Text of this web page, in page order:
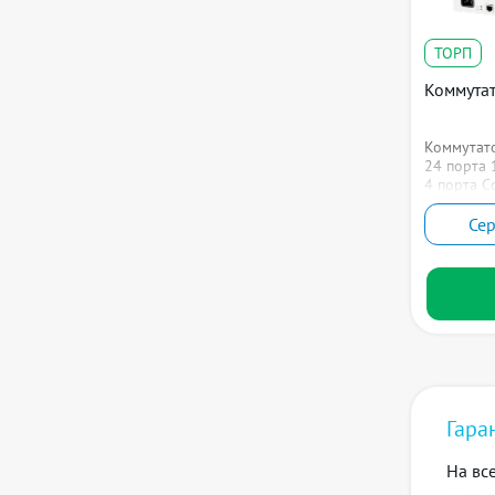
ТОРП
24 порта
4 порта
На